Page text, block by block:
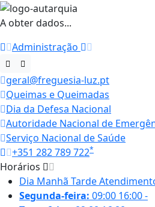
A obter dados...
Administração
geral@freguesia-luz.pt
Queimas e Queimadas
Dia da Defesa Nacional
Autoridade Nacional de
Serviço Nacional de Saúde
+351 282 789 722*
Horários
Dia Manhã Tarde
Segunda-feira: 09:00 16:00-